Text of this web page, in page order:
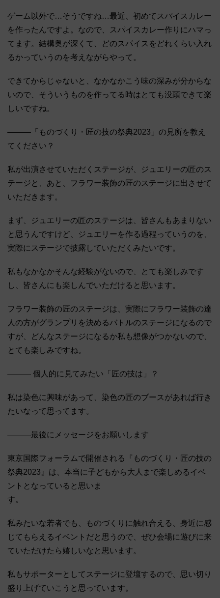
ゲーム以外で…そうですね…最近、初めてスパイスカレー
を作ったんですよ。なので、スパイスカレー作りにハマっ
てます。結構奥が深くて、どのスパイスをどれくらい入れ
るかっていうのを考えながらやって。
できてからじゃないと、なかなかこう味の深みが分からな
いので、そういうものを作ってる時はとても没頭できて楽
しいですね。
―――「ものづくり・匠の技の祭典2023」の見所を教え
てください？
私が出演させていただくステージが、ジュエリーの匠のス
テージと、あと、フラワー装飾の匠のステージに出させて
いただきます。
まず、ジュエリーの匠のステージは、皆さんもあまりない
と思うんですけど、ジュエリーを作る過程っていうのを、
実際にステージで披露していただくみたいです。
私もなかなかそんな経験がないので、とても楽しみです
し、皆さんにも楽しんでいただけると思います。
フラワー装飾の匠のステージは、実際にフラワー装飾の達
人の方がグランプリを決めるバトルのステージになるので
すが、どんなステージになるか私も想像がつかないので、
とても楽しみですね。
――― 個人的に見てみたい「匠の技は」？
私は染色に興味があって、染色の匠のブースがあれば行き
たいなって思ってます。
―――最後にメッセージをお願いします
東京国際フォーラムで開催される『ものづくり・匠の技の
祭典2023』は、本当に子どもから大人まで楽しめるイベ
ントとなっていると思いま
す。
私みたいな若者でも、ものづくりに触れ合える、身近に感
じてもらえるイベントだと思うので、ぜひ会場に遊びに来
ていただけたら嬉しいなと思います。
私もサポーターとしてステージに登壇するので、思い切り
盛り上げていこうと思っています。